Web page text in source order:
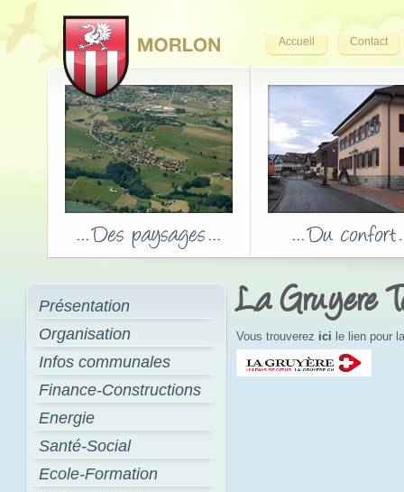
Accueil Contact
Présentation
Organisation
Infos communales
Finance-Constructions
Energie
Santé-Social
Ecole-Formation
La Gruyere
Vous trouverez ici le lien pour